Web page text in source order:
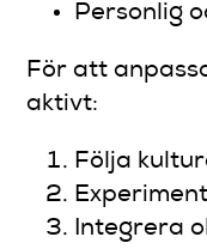
Personlig
För att
aktivt:
Följa
Integrera